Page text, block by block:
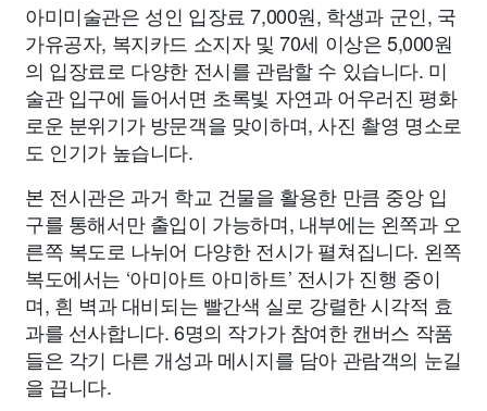
아미미술관은 성인 입장료 7,000원, 학생과 군인, 국
가유공자, 복지카드 소지자 및 70세 이상은 5,000원
의 입장료로 다양한 전시를 관람할 수 있습니다. 미
술관 입구에 들어서면 초록빛 자연과 어우러진 평화
로운 분위기가 방문객을 맞이하며, 사진 촬영 명소로
도 인기가 높습니다.
본 전시관은 과거 학교 건물을 활용한 만큼 중앙 입
구를 통해서만 출입이 가능하며, 내부에는 왼쪽과 오
른쪽 복도로 나뉘어 다양한 전시가 펼쳐집니다. 왼쪽
복도에서는 ‘아미아트 아미하트’ 전시가 진행 중이
며, 흰 벽과 대비되는 빨간색 실로 강렬한 시각적 효
과를 선사합니다. 6명의 작가가 참여한 캔버스 작품
들은 각기 다른 개성과 메시지를 담아 관람객의 눈길
을 끕니다.